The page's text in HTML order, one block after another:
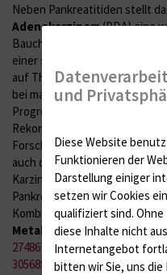
Neben Pankreatitiden stellt
Adenokarzinom(PDA) eine
Bauchspeicheldrüse dar.
einer schnellen
auf Therapien liegt die 5-
bei maximal 6-7%. Die
Progression des PDA und die
Rekombinationstherapien
Forschungsschwerpunkt
auch den Einfluss von
Karzinome (PMID: 25885700)
Pankreastumormodells.
Kombinationstherapien zur
Metabolismus der
27486761,PMID: 28819370 ,
30568920).
und
Diese Website
Funktionieren der
Darstellung einiger
setzen wir Cookies
qualifiziert sind.
diese Inhalte nicht
Internetangebot
bitten wir Sie, uns